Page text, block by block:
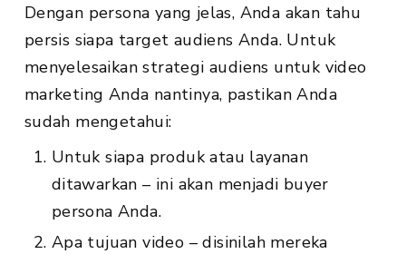
Dengan persona yang jelas, Anda akan tahu
persis siapa target audiens Anda. Untuk
menyelesaikan strategi audiens untuk video
marketing Anda nantinya, pastikan Anda
sudah mengetahui:
Untuk siapa produk atau layanan
ditawarkan – ini akan menjadi buyer
persona Anda.
Apa tujuan video – disinilah mereka